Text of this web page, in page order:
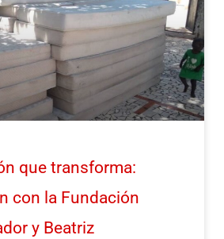
que transforma:
con la Fundación
y Beatriz
g
i
n
a
g
i
n
a
i
n
g
n
a
g
i
n
a